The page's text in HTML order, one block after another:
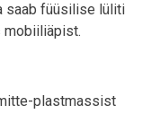
saab füüsilise lüliti
mobiiliäpist.
plastmassist